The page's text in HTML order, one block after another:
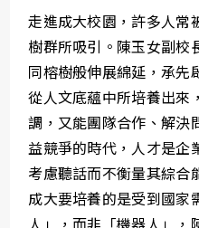
走進成大校園，許多人常
樹群所吸引。陳玉女副校
同榕樹般伸展綿延，承先
從人文底蘊中所培養出來
調，又能團隊合作、解決
益競爭的時代，人才是企
考慮聽話而不衡量其綜合
成大要培養的是受到國家
人」，而非「機器人」，